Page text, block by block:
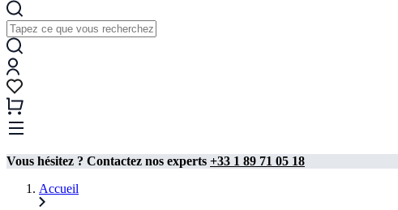
Vous hésitez ? Contactez nos experts +33 1 89 71 05 18
Accueil